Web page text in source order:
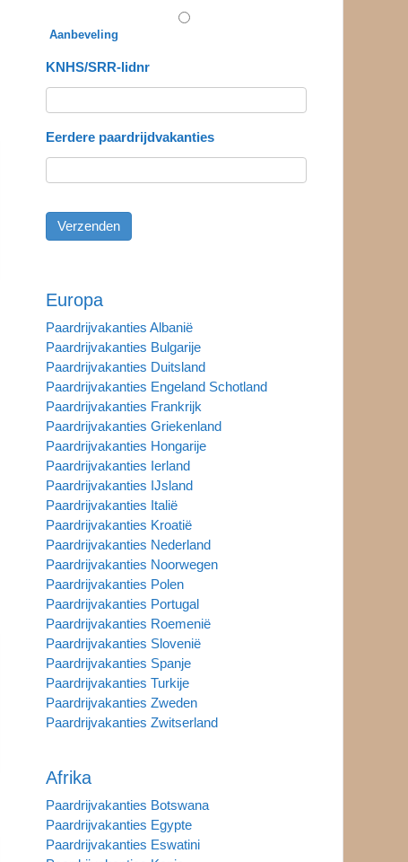
Aanbeveling
KNHS/SRR-lidnr
Eerdere paardrijdvakanties
Europa
Paardrijvakanties Albanië
Paardrijvakanties Bulgarije
Paardrijvakanties Duitsland
Paardrijvakanties Engeland Schotland
Paardrijvakanties Frankrijk
Paardrijvakanties Griekenland
Paardrijvakanties Hongarije
Paardrijvakanties Ierland
Paardrijvakanties IJsland
Paardrijvakanties Italië
Paardrijvakanties Kroatië
Paardrijvakanties Nederland
Paardrijvakanties Noorwegen
Paardrijvakanties Polen
Paardrijvakanties Portugal
Paardrijvakanties Roemenië
Paardrijvakanties Slovenië
Paardrijvakanties Spanje
Paardrijvakanties Turkije
Paardrijvakanties Zweden
Paardrijvakanties Zwitserland
Afrika
Paardrijvakanties Botswana
Paardrijvakanties Egypte
Paardrijvakanties Eswatini